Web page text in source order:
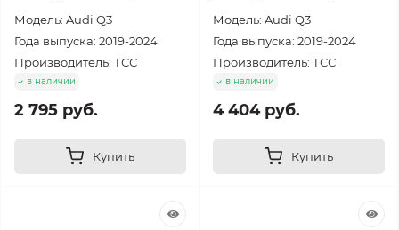
Модель: Audi Q3
Года выпуска: 2019-2024
Производитель: ТСС
в наличии
2 795 руб.
Купить
Модель: Audi Q3
Года выпуска: 2019-2024
Производитель: ТСС
в наличии
4 404 руб.
Купить